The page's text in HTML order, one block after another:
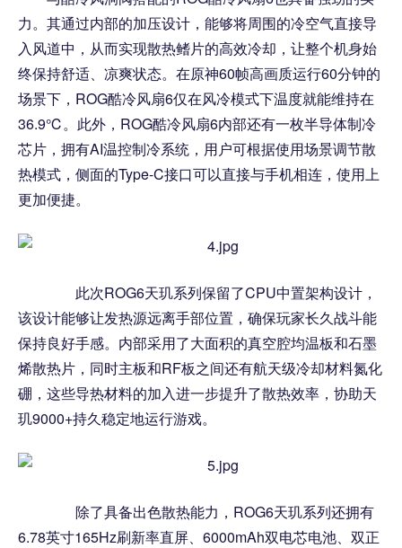
力。其通过内部的加压设计，能够将周围的冷空气直接导
入风道中，从而实现散热鳍片的高效冷却，让整个机身始
终保持舒适、凉爽状态。在原神60帧高画质运行60分钟的
场景下，ROG酷冷风扇6仅在风冷模式下温度就能维持在
36.9℃。此外，ROG酷冷风扇6内部还有一枚半导体制冷
芯片，拥有AI温控制冷系统，用户可根据使用场景调节散
热模式，侧面的Type-C接口可以直接与手机相连，使用上
更加便捷。
此次ROG6天玑系列保留了CPU中置架构设计，
该设计能够让发热源远离手部位置，确保玩家长久战斗能
保持良好手感。内部采用了大面积的真空腔均温板和石墨
烯散热片，同时主板和RF板之间还有航天级冷却材料氮化
硼，这些导热材料的加入进一步提升了散热效率，协助天
玑9000+持久稳定地运行游戏。
除了具备出色散热能力，ROG6天玑系列还拥有
6.78英寸165Hz刷新率直屏、6000mAh双电芯电池、双正